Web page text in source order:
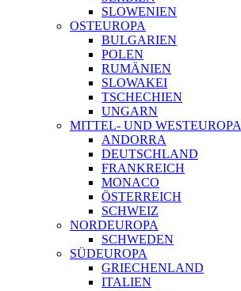
SLOWENIEN
OSTEUROPA
BULGARIEN
POLEN
RUMÄNIEN
SLOWAKEI
TSCHECHIEN
UNGARN
MITTEL- UND WESTEUROPA
ANDORRA
DEUTSCHLAND
FRANKREICH
MONACO
ÖSTERREICH
SCHWEIZ
NORDEUROPA
SCHWEDEN
SÜDEUROPA
GRIECHENLAND
ITALIEN